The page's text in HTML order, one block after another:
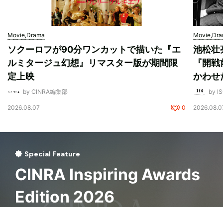
Movie,Drama
ソクーロフが90分ワンカットで描いた『エ
ルミタージュ幻想』リマスター版が期間限
定上映
by CINRA編集部
2026.08.07 0
池松壮
『開
かわせ
by
Special Feature
CINRA Inspiring Awards
Edition 2026